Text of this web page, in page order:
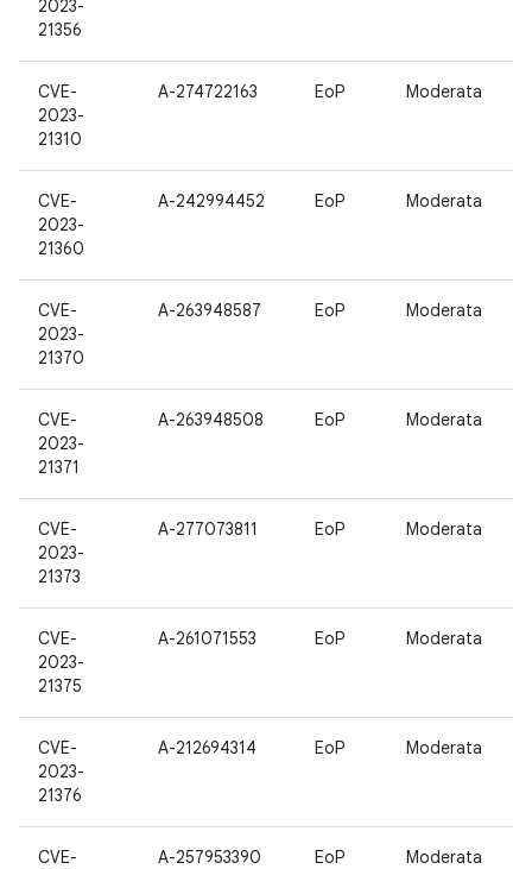
2023-
21356
CVE-
2023-
21310
A-274722163 EoP Moderata
CVE-
2023-
21360
A-242994452 EoP Moderata
CVE-
2023-
21370
A-263948587 EoP Moderata
CVE-
2023-
21371
A-263948508 EoP Moderata
CVE-
2023-
21373
A-277073811 EoP Moderata
CVE-
2023-
21375
A-261071553 EoP Moderata
CVE-
2023-
21376
A-212694314 EoP Moderata
CVE-
A-257953390 EoP Moderata